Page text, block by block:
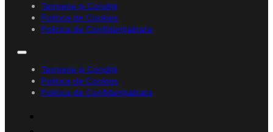
Termene și Condiții
Politica de Cookies
Politica de Confidențialitate
Termene și Condiții
Politica de Cookies
Politica de Confidențialitate